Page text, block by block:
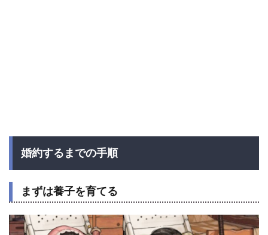
婚約するまでの手順
まずは養子を育てる